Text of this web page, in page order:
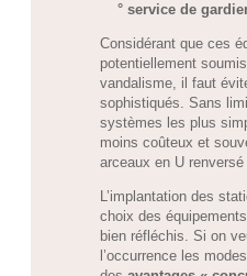
° service de
Considérant que ces
potentiellement
vandalisme, il faut
sophistiqués. Sans
systèmes les plus
moins coûteux et
arceaux en U
L’implantation des
choix des
bien réfléchis. Si on
l’occurrence les